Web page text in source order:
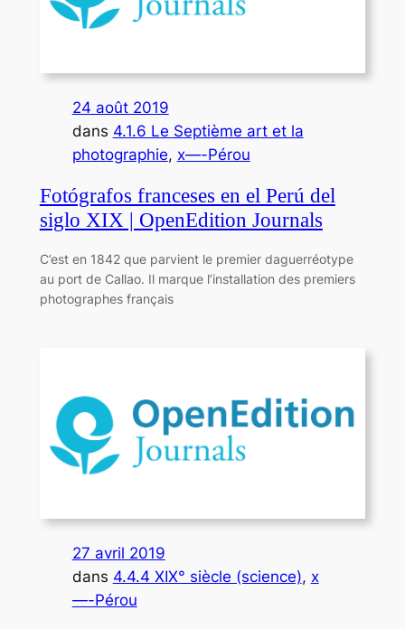
24 août 2019
dans 4.1.6 Le Septième art et la
photographie, x—-Pérou
Fotógrafos franceses en el Perú del
siglo XIX | OpenEdition Journals
C’est en 1842 que parvient le premier daguerréotype
au port de Callao. Il marque l’installation des premiers
photographes français
27 avril 2019
dans 4.4.4 XIX° siècle (science), x
—-Pérou